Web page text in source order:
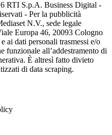
RTI S.p.A. Business Digital -
- Per la pubblicità
N.V., sede legale
Europa 46, 20093 Cologno
ai dati personali trasmessi e/o
funzionale all’addestramento di
È altresì fatto divieto
di data scraping.